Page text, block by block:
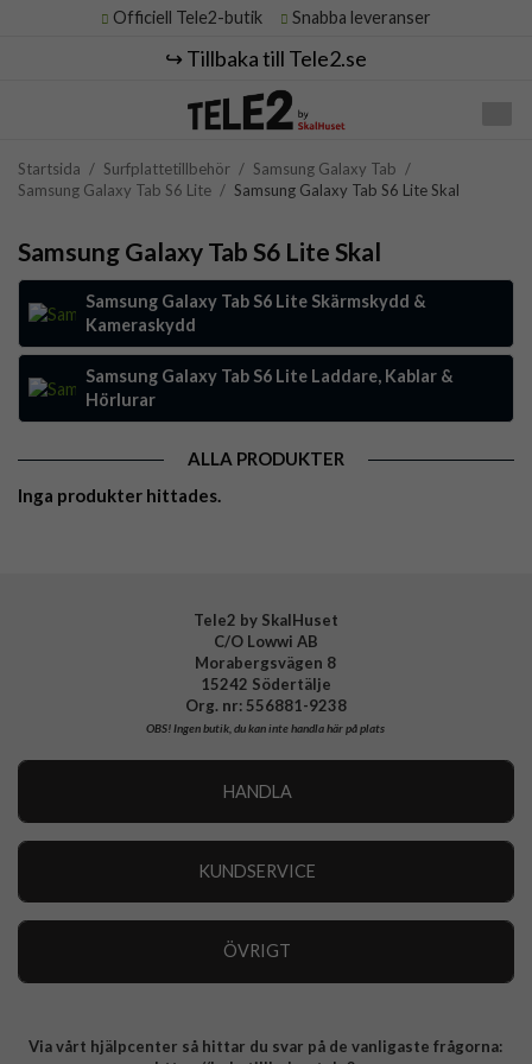
Officiell Tele2-butik Snabba leveranser
↪️ Tillbaka till Tele2.se
Startsida / Surfplattetillbehör / Samsung Galaxy Tab /
Samsung Galaxy Tab S6 Lite / Samsung Galaxy Tab S6 Lite Skal
Samsung Galaxy Tab S6 Lite Skal
Samsung Galaxy Tab S6 Lite Skärmskydd &
Kameraskydd
Samsung Galaxy Tab S6 Lite Laddare, Kablar &
Hörlurar
ALLA PRODUKTER
Inga produkter hittades.
Tele2 by SkalHuset
C/O Lowwi AB
Morabergsvägen 8
15242 Södertälje
Org. nr: 556881-9238
OBS!Ingen butik, du kan inte handla här på plats
HANDLA
KUNDSERVICE
ÖVRIGT
Integritetspolicy
Via vårt hjälpcenter så hittar du svar på de vanligaste frågorna: